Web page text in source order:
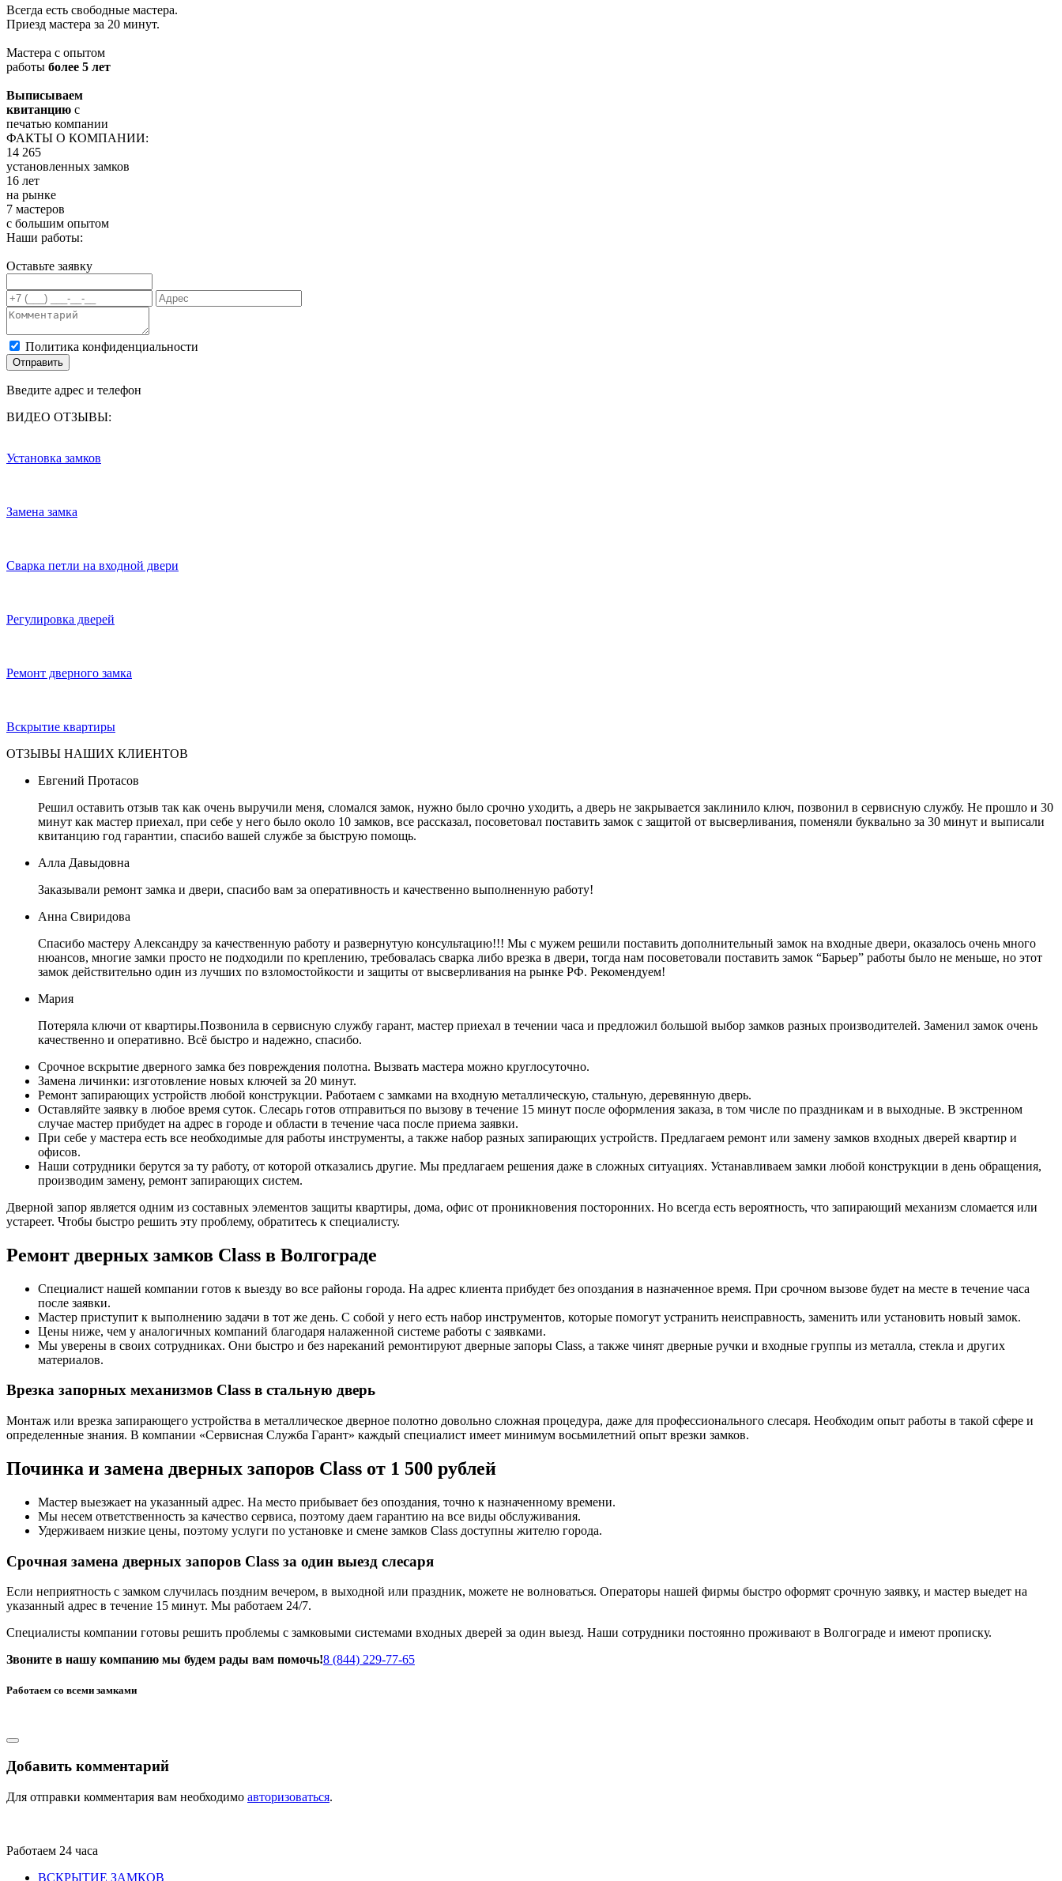
Всегда есть свободные мастера.
Приезд мастера за 20 минут.
Мастера с опытом
работы более 5 лет
Выписываем
квитанцию с
печатью компании
ФАКТЫ О КОМПАНИИ:
14 265
установленных замков
16 лет
на рынке
7 мастеров
с большим опытом
Наши работы:
Оставьте заявку
Политика конфиденциальности
Отправить
Введите адрес и телефон
ВИДЕО ОТЗЫВЫ:
Установка замков
Замена замка
Сварка петли на входной двери
Регулировка дверей
Ремонт дверного замка
Вскрытие квартиры
ОТЗЫВЫ НАШИХ КЛИЕНТОВ
Евгений Протасов
Решил оставить отзыв так как очень выручили меня, сломался замок, нужно было срочно уходить, а дверь не закрывается заклинило ключ, позвонил в сервисную службу. Не прошло и 30
минут как мастер приехал, при себе у него было около 10 замков, все рассказал, посоветовал поставить замок с защитой от высверливания, поменяли буквально за 30 минут и выписали
квитанцию год гарантии, спасибо вашей службе за быструю помощь.
Алла Давыдовна
Заказывали ремонт замка и двери, спасибо вам за оперативность и качественно выполненную работу!
Анна Свиридова
Спасибо мастеру Александру за качественную работу и развернутую консультацию!!! Мы с мужем решили поставить дополнительный замок на входные двери, оказалось очень много
нюансов, многие замки просто не подходили по креплению, требовалась сварка либо врезка в двери, тогда нам посоветовали поставить замок “Барьер” работы было не меньше, но этот
замок действительно один из лучших по взломостойкости и защиты от высверливания на рынке РФ. Рекомендуем!
Мария
Потеряла ключи от квартиры.Позвонила в сервисную службу гарант, мастер приехал в течении часа и предложил большой выбор замков разных производителей. Заменил замок очень
качественно и оперативно. Всё быстро и надежно, спасибо.
Срочное вскрытие дверного замка без повреждения полотна. Вызвать мастера можно круглосуточно.
Замена личинки: изготовление новых ключей за 20 минут.
Ремонт запирающих устройств любой конструкции. Работаем с замками на входную металлическую, стальную, деревянную дверь.
Оставляйте заявку в любое время суток. Слесарь готов отправиться по вызову в течение 15 минут после оформления заказа, в том числе по праздникам и в выходные. В экстренном
случае мастер прибудет на адрес в городе и области в течение часа после приема заявки.
При себе у мастера есть все необходимые для работы инструменты, а также набор разных запирающих устройств. Предлагаем ремонт или замену замков входных дверей квартир и
офисов.
Наши сотрудники берутся за ту работу, от которой отказались другие. Мы предлагаем решения даже в сложных ситуациях. Устанавливаем замки любой конструкции в день обращения,
производим замену, ремонт запирающих систем.
Дверной запор является одним из составных элементов защиты квартиры, дома, офис от проникновения посторонних. Но всегда есть вероятность, что запирающий механизм сломается или
устареет. Чтобы быстро решить эту проблему, обратитесь к специалисту.
Ремонт дверных замков Class в Волгограде
Специалист нашей компании готов к выезду во все районы города. На адрес клиента прибудет без опоздания в назначенное время. При срочном вызове будет на месте в течение часа
после заявки.
Мастер приступит к выполнению задачи в тот же день. С собой у него есть набор инструментов, которые помогут устранить неисправность, заменить или установить новый замок.
Цены ниже, чем у аналогичных компаний благодаря налаженной системе работы с заявками.
Мы уверены в своих сотрудниках. Они быстро и без нареканий ремонтируют дверные запоры Class, а также чинят дверные ручки и входные группы из металла, стекла и других
материалов.
Врезка запорных механизмов Class в стальную дверь
Монтаж или врезка запирающего устройства в металлическое дверное полотно довольно сложная процедура, даже для профессионального слесаря. Необходим опыт работы в такой сфере и
определенные знания. В компании «Сервисная Служба Гарант» каждый специалист имеет минимум восьмилетний опыт врезки замков.
Починка и замена дверных запоров Class от 1 500 рублей
Мастер выезжает на указанный адрес. На место прибывает без опоздания, точно к назначенному времени.
Мы несем ответственность за качество сервиса, поэтому даем гарантию на все виды обслуживания.
Удерживаем низкие цены, поэтому услуги по установке и смене замков Class доступны жителю города.
Срочная замена дверных запоров Class за один выезд слесаря
Если неприятность с замком случилась поздним вечером, в выходной или праздник, можете не волноваться. Операторы нашей фирмы быстро оформят срочную заявку, и мастер выедет на
указанный адрес в течение 15 минут. Мы работаем 24/7.
Специалисты компании готовы решить проблемы с замковыми системами входных дверей за один выезд. Наши сотрудники постоянно проживают в Волгограде и имеют прописку.
Звоните в нашу компанию мы будем рады вам помочь!8 (844) 229-77-65
Работаем со всеми замками
Добавить комментарий
Для отправки комментария вам необходимо авторизоваться.
Работаем 24 часа
ВСКРЫТИЕ ЗАМКОВ